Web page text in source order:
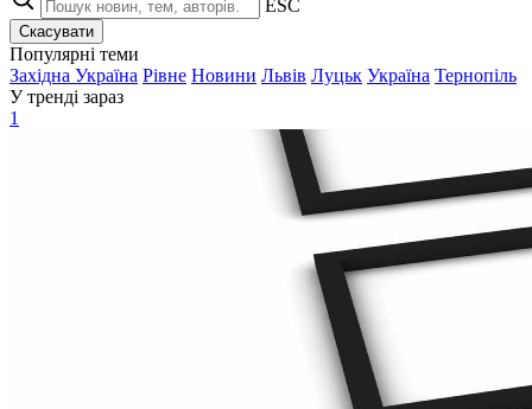
ESC
Скасувати
Популярні теми
Західна Україна Рівне Новини Львів Луцьк Україна Тернопіль
У тренді зараз
1